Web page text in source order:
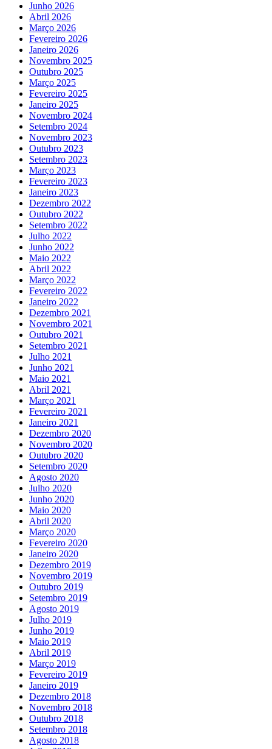
Junho 2026
Abril 2026
Março 2026
Fevereiro 2026
Janeiro 2026
Novembro 2025
Outubro 2025
Março 2025
Fevereiro 2025
Janeiro 2025
Novembro 2024
Setembro 2024
Novembro 2023
Outubro 2023
Setembro 2023
Março 2023
Fevereiro 2023
Janeiro 2023
Dezembro 2022
Outubro 2022
Setembro 2022
Julho 2022
Junho 2022
Maio 2022
Abril 2022
Março 2022
Fevereiro 2022
Janeiro 2022
Dezembro 2021
Novembro 2021
Outubro 2021
Setembro 2021
Julho 2021
Junho 2021
Maio 2021
Abril 2021
Março 2021
Fevereiro 2021
Janeiro 2021
Dezembro 2020
Novembro 2020
Outubro 2020
Setembro 2020
Agosto 2020
Julho 2020
Junho 2020
Maio 2020
Abril 2020
Março 2020
Fevereiro 2020
Janeiro 2020
Dezembro 2019
Novembro 2019
Outubro 2019
Setembro 2019
Agosto 2019
Julho 2019
Junho 2019
Maio 2019
Abril 2019
Março 2019
Fevereiro 2019
Janeiro 2019
Dezembro 2018
Novembro 2018
Outubro 2018
Setembro 2018
Agosto 2018